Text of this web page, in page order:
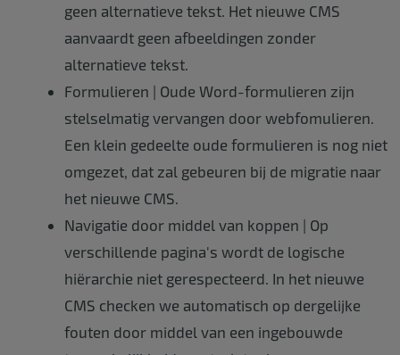
geen alternatieve tekst. Het nieuwe CMS
aanvaardt geen afbeeldingen zonder
alternatieve tekst.
Formulieren | Oude Word-formulieren zijn
stelselmatig vervangen door webfomulieren.
Een klein gedeelte oude formulieren is nog niet
omgezet, dat zal gebeuren bij de migratie naar
het nieuwe CMS.
Navigatie door middel van koppen | Op
verschillende pagina's wordt de logische
hiërarchie niet gerespecteerd. In het nieuwe
CMS checken we automatisch op dergelijke
fouten door middel van een ingebouwde